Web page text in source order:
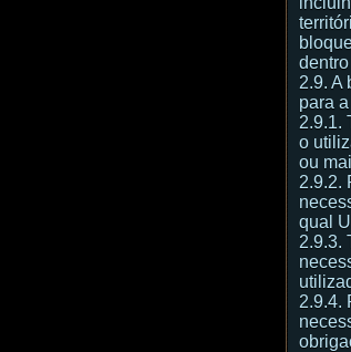
2.9. A
para
2.9.1.
o
ou
2.9.2.
qual
2.9.3.
2.9.4.